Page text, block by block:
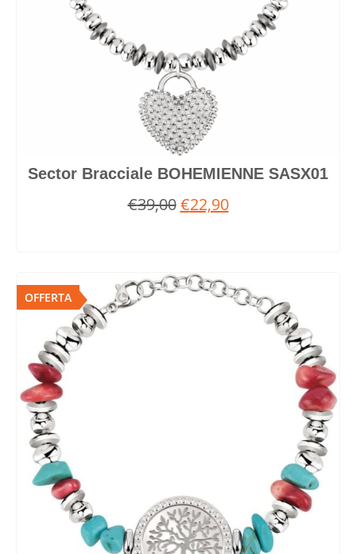
Sector Bracciale BOHEMIENNE SASX01
€39,00 €22,90
OFFERTA